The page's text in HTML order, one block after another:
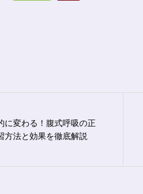
に変わる！腹式呼吸の正
方法と効果を徹底解説